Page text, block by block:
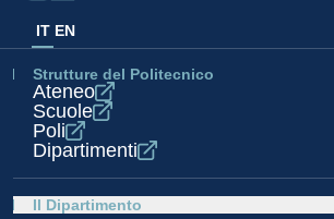
IT EN
Strutture del Politecnico
Ateneo
Scuole
Poli
Dipartimenti
Il Dipartimento